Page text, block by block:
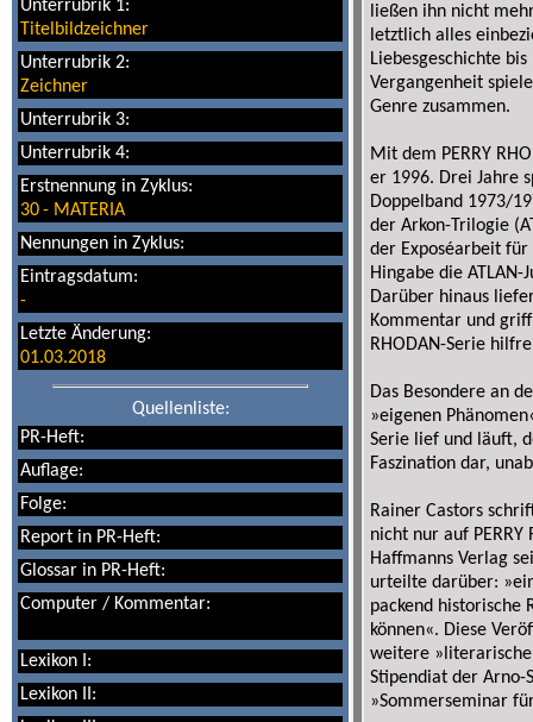
Unterrubrik 1:
Titelbildzeichner
Unterrubrik 2:
Zeichner
Unterrubrik 3:
Unterrubrik 4:
Erstnennung in Zyklus:
30- MATERIA
Nennungen in Zyklus:
Eintragsdatum:
-
Letzte Änderung:
01.03.2018
Quellenliste:
PR-Heft:
Auflage:
Folge:
Report in PR-Heft:
Glossar in PR-Heft:
Computer / Kommentar:
Lexikon I:
Lexikon II:
ließen ihn nicht
letztlich alles
Liebesgeschichte
Vergangenheit
Genre zusammen.
Mit dem PERRY
er 1996. Drei Jahre
Doppelband 1973/
der Arkon-Trilogie
der Exposéarbeit
Hingabe die ATLAN-
Darüber hinaus
Kommentar und griff
RHODAN-Serie
Das Besondere an
»eigenen
Serie lief und läuft,
Faszination dar,
Rainer Castors
nicht nur auf
Haffmanns Verlag
urteilte darüber:
packend historische
können«. Diese
weitere
Stipendiat der Arno-
»Sommerseminar